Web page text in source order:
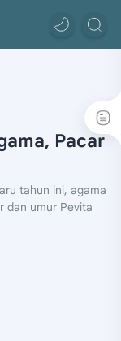
Pacar
tahun ini, agama
dan umur Pevita